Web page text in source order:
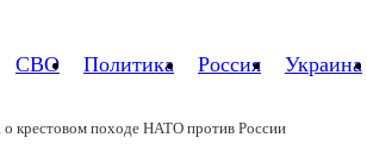
СВО Политика Россия Украина
крестовом походе НАТО против России